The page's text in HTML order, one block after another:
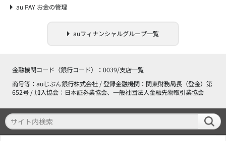
au PAY お金の管理
auフィナンシャルグループ一覧
金融機関コード（銀行コード）：0039/支店一覧
商号等：auじぶん銀行株式会社 / 登録金融機関：関東財務局長（登金）第
652号 / 加入協会：日本証券業協会、一般社団法人金融先物取引業協会